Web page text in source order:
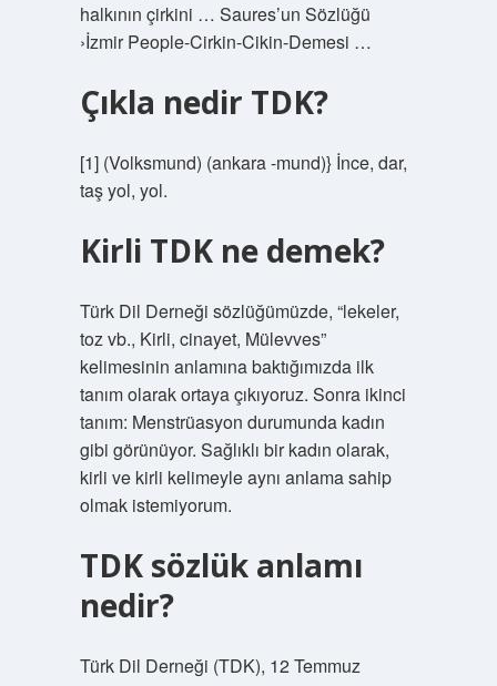
halkının çirkini … Saures’un Sözlüğü
›İzmir People-Cirkin-Cikin-Demesi …
Çıkla nedir TDK?
[1] (Volksmund) (ankara -mund)} İnce, dar,
taş yol, yol.
Kirli TDK ne demek?
Türk Dil Derneği sözlüğümüzde, “lekeler,
toz vb., Kirli, cinayet, Mülevves”
kelimesinin anlamına baktığımızda ilk
tanım olarak ortaya çıkıyoruz. Sonra ikinci
tanım: Menstrüasyon durumunda kadın
gibi görünüyor. Sağlıklı bir kadın olarak,
kirli ve kirli kelimeyle aynı anlama sahip
olmak istemiyorum.
TDK sözlük anlamı
nedir?
Türk Dil Derneği (TDK), 12 Temmuz